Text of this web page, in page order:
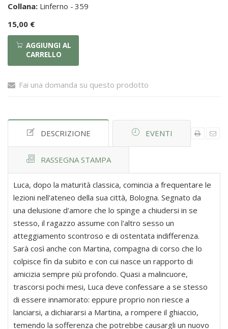
Collana: Linferno - 359
15,00 €
AGGIUNGI AL
CARRELLO
Fai una domanda su questo prodotto
DESCRIZIONE EVENTI
RASSEGNA STAMPA
Luca, dopo la maturità classica, comincia a frequentare le
lezioni nell'ateneo della sua città, Bologna. Segnato da
una delusione d'amore che lo spinge a chiudersi in se
stesso, il ragazzo assume con l'altro sesso un
atteggiamento scontroso e di ostentata indifferenza.
Sarà così anche con Martina, compagna di corso che lo
colpisce fin da subito e con cui nasce un rapporto di
amicizia sempre più profondo. Quasi a malincuore,
trascorsi pochi mesi, Luca deve confessare a se stesso
di essere innamorato: eppure proprio non riesce a
lanciarsi, a dichiararsi a Martina, a rompere il ghiaccio,
temendo la sofferenza che potrebbe causargli un nuovo